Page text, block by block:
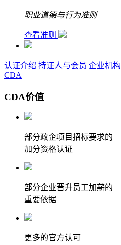
职业道德与行为准则
查看准则
认证介绍 持证人与会员 企业机构
CDA
CDA价值
部分政企项目招标要求的
加分资格认证
部分企业晋升员工加薪的
重要依据
更多的官方认可